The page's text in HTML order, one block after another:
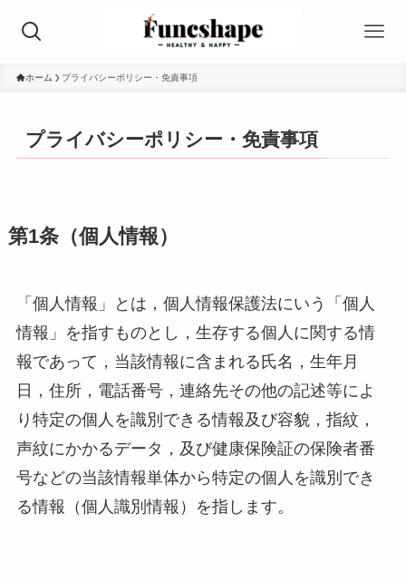
ホーム プライバシーポリシー・免責事項
プライバシーポリシー・免責事項
第1条（個人情報）
「個人情報」とは，個人情報保護法にいう「個人
情報」を指すものとし，生存する個人に関する情
報であって，当該情報に含まれる氏名，生年月
日，住所，電話番号，連絡先その他の記述等によ
り特定の個人を識別できる情報及び容貌，指紋，
声紋にかかるデータ，及び健康保険証の保険者番
号などの当該情報単体から特定の個人を識別でき
る情報（個人識別情報）を指します。